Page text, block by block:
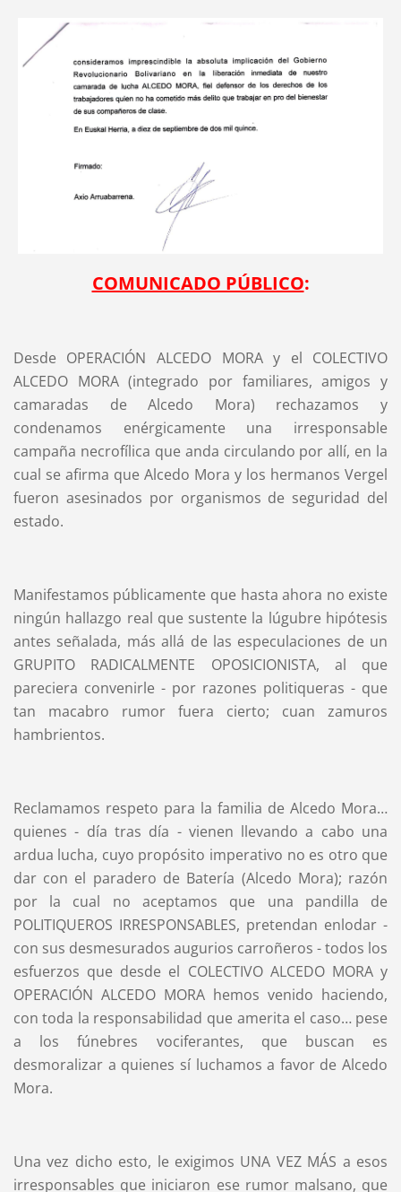
COMUNICADO PÚBLICO:
Desde OPERACIÓN ALCEDO MORA y el COLECTIVO
ALCEDO MORA (integrado por familiares, amigos y
camaradas de Alcedo Mora) rechazamos y
condenamos enérgicamente una irresponsable
campaña necrofílica que anda circulando por allí, en la
cual se afirma que Alcedo Mora y los hermanos Vergel
fueron asesinados por organismos de seguridad del
estado.
Manifestamos públicamente que hasta ahora no existe
ningún hallazgo real que sustente la lúgubre hipótesis
antes señalada, más allá de las especulaciones de un
GRUPITO RADICALMENTE OPOSICIONISTA, al que
pareciera convenirle - por razones politiqueras - que
tan macabro rumor fuera cierto; cuan zamuros
hambrientos.
Reclamamos respeto para la familia de Alcedo Mora…
quienes - día tras día - vienen llevando a cabo una
ardua lucha, cuyo propósito imperativo no es otro que
dar con el paradero de Batería (Alcedo Mora); razón
por la cual no aceptamos que una pandilla de
POLITIQUEROS IRRESPONSABLES, pretendan enlodar -
con sus desmesurados augurios carroñeros - todos los
esfuerzos que desde el COLECTIVO ALCEDO MORA y
OPERACIÓN ALCEDO MORA hemos venido haciendo,
con toda la responsabilidad que amerita el caso… pese
a los fúnebres vociferantes, que buscan es
desmoralizar a quienes sí luchamos a favor de Alcedo
Mora.
Una vez dicho esto, le exigimos UNA VEZ MÁS a esos
irresponsables que iniciaron ese rumor malsano, que